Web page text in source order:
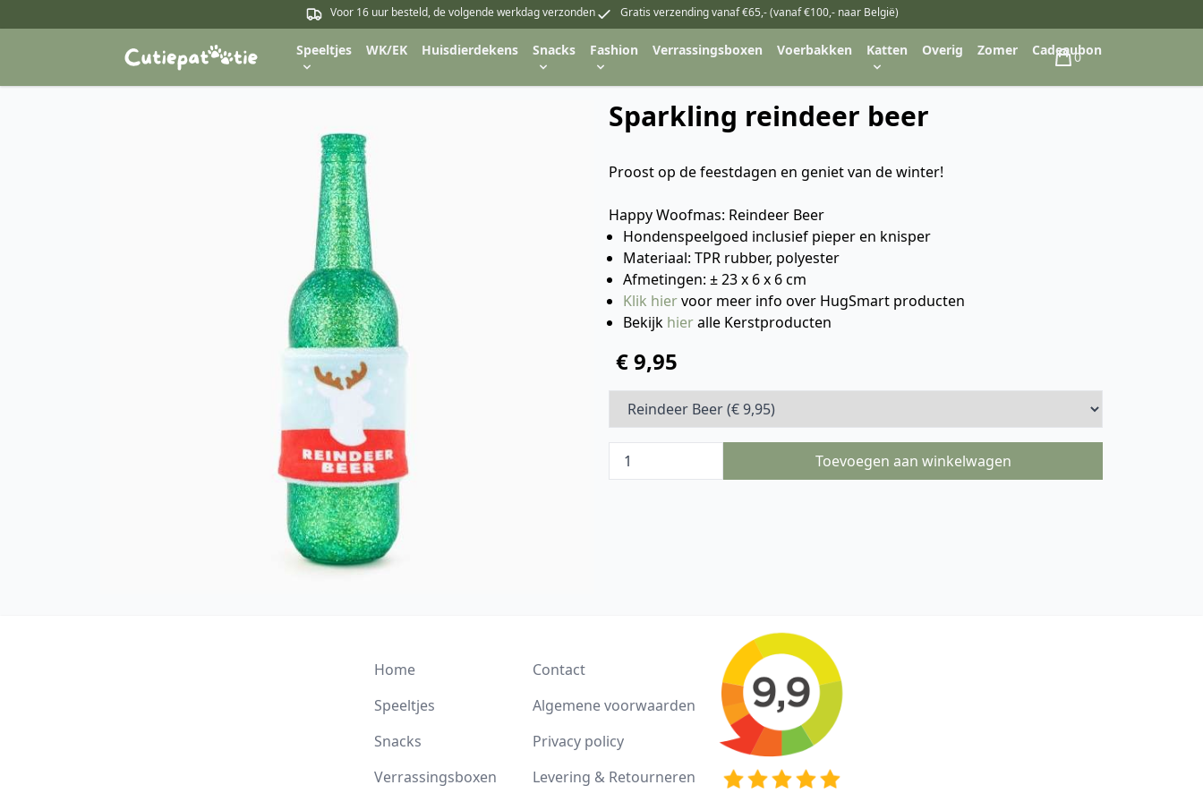
Voor 16 uur besteld, de volgende werkdag verzonden Gratis verzending vanaf €65,- (vanaf €100,- naar België)
Speeltjes WK/EK Huisdierdekens Snacks Fashion Verrassingsboxen Voerbakken Katten Overig Zomer Cadeaubon
Winkelwagen
0
Sparkling reindeer beer
Proost op de feestdagen en geniet van de winter!
Happy Woofmas: Reindeer Beer
Hondenspeelgoed inclusief pieper en knisper
Materiaal: TPR rubber, polyester
Afmetingen: ± 23 x 6 x 6 cm
Klik hiervoor meer info over HugSmart producten
Bekijk hieralle Kerstproducten
€ 9,95
Toevoegen aan winkelwagen
Home
Speeltjes
Snacks
Verrassingsboxen
Contact
Algemene voorwaarden
Privacy policy
Levering & Retourneren